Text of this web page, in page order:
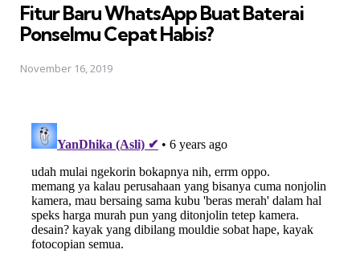
Fitur Baru WhatsApp Buat Baterai
Ponselmu Cepat Habis?
November 16, 2019